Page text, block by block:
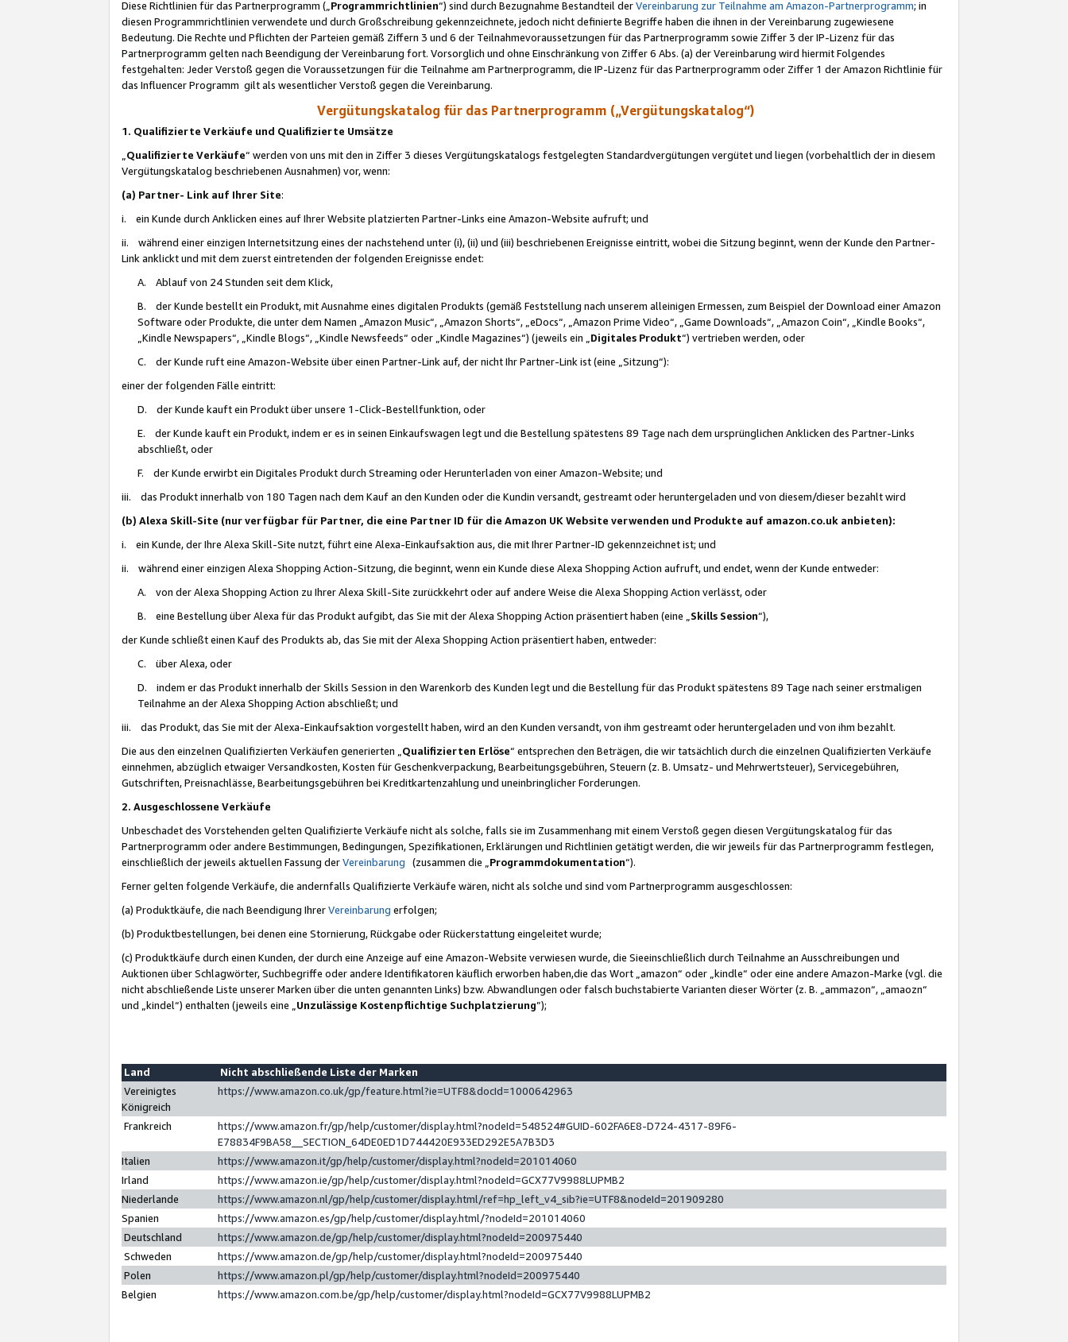
Diese Richtlinien für das Partnerprogramm („Programmrichtlinien“) sind durch Bezugnahme Bestandteil derVereinbarung zur Teilnahme am Amazon-Partnerprogramm; in
diesen Programmrichtlinien verwendete und durch Großschreibung gekennzeichnete, jedoch nicht definierte Begriffe haben die ihnen in der Vereinbarung zugewiesene
Bedeutung. Die Rechte und Pflichten der Parteien gemäß Ziffern 3 und 6 der Teilnahmevoraussetzungen für das Partnerprogramm sowie Ziffer 3 der IP-Lizenz für das
Partnerprogramm gelten nach Beendigung der Vereinbarung fort. Vorsorglich und ohne Einschränkung von Ziffer 6 Abs. (a) der Vereinbarung wird hiermit Folgendes
festgehalten: Jeder Verstoß gegen die Voraussetzungen für die Teilnahme am Partnerprogramm, die IP-Lizenz für das Partnerprogramm oder Ziffer 1 der Amazon Richtlinie für
das Influencer Programm gilt als wesentlicher Verstoß gegen die Vereinbarung.
Vergütungskatalog für das Partnerprogramm („Vergütungskatalog“)
1. Qualifizierte Verkäufe und Qualifizierte Umsätze
Qualifizierte Verkäufe“ werden von uns mit den in Ziffer 3 dieses Vergütungskatalogs festgelegten Standardvergütungen vergütet und liegen (vorbehaltlich der in diesem
Vergütungskatalog beschriebenen Ausnahmen) vor, wenn:
(a) Partner- Link auf Ihrer Site:
i. ein Kunde durch Anklicken eines auf Ihrer Website platzierten Partner-Links eine Amazon-Website aufruft; und
ii. während einer einzigen Internetsitzung eines der nachstehend unter (i), (ii) und (iii) beschriebenen Ereignisse eintritt, wobei die Sitzung beginnt, wenn der Kunde den Partner-
Link anklickt und mit dem zuerst eintretenden der folgenden Ereignisse endet:
A. Ablauf von 24 Stunden seit dem Klick,
B. der Kunde bestellt ein Produkt, mit Ausnahme eines digitalen Produkts (gemäß Feststellung nach unserem alleinigen Ermessen, zum Beispiel der Download einer Amazon
Software oder Produkte, die unter dem Namen „Amazon Music“, „Amazon Shorts“, „eDocs“, „Amazon Prime Video“, „Game Downloads“, „Amazon Coin“, „Kindle Books“,
„Kindle Newspapers“, „Kindle Blogs“, „Kindle Newsfeeds“ oder „Kindle Magazines“) (jeweils ein „ Digitales Produkt“) vertrieben werden, oder
C. der Kunde ruft eine Amazon-Website über einen Partner-Link auf, der nicht Ihr Partner-Link ist (eine „Sitzung“):
einer der folgenden Fälle eintritt:
D. der Kunde kauft ein Produkt über unsere 1-Click-Bestellfunktion, oder
E. der Kunde kauft ein Produkt, indem er es in seinen Einkaufswagen legt und die Bestellung spätestens 89 Tage nach dem ursprünglichen Anklicken des Partner-Links
abschließt, oder
F. der Kunde erwirbt ein Digitales Produkt durch Streaming oder Herunterladen von einer Amazon-Website; und
iii. das Produkt innerhalb von 180 Tagen nach dem Kauf an den Kunden oder die Kundin versandt, gestreamt oder heruntergeladen und von diesem/dieser bezahlt wird
(b) Alexa Skill-Site (nur verfügbar für Partner, die eine Partner ID für die Amazon UK Website verwenden und Produkte auf amazon.co.uk anbieten):
i. ein Kunde, der Ihre Alexa Skill-Site nutzt, führt eine Alexa-Einkaufsaktion aus, die mit Ihrer Partner-ID gekennzeichnet ist; und
ii. während einer einzigen Alexa Shopping Action-Sitzung, die beginnt, wenn ein Kunde diese Alexa Shopping Action aufruft, und endet, wenn der Kunde entweder:
A. von der Alexa Shopping Action zu Ihrer Alexa Skill-Site zurückkehrt oder auf andere Weise die Alexa Shopping Action verlässt, oder
B. eine Bestellung über Alexa für das Produkt aufgibt, das Sie mit der Alexa Shopping Action präsentiert haben (eine „ Skills Session“),
der Kunde schließt einen Kauf des Produkts ab, das Sie mit der Alexa Shopping Action präsentiert haben, entweder:
C. über Alexa, oder
D. indem er das Produkt innerhalb der Skills Session in den Warenkorb des Kunden legt und die Bestellung für das Produkt spätestens 89 Tage nach seiner erstmaligen
Teilnahme an der Alexa Shopping Action abschließt; und
iii. das Produkt, das Sie mit der Alexa-Einkaufsaktion vorgestellt haben, wird an den Kunden versandt, von ihm gestreamt oder heruntergeladen und von ihm bezahlt.
Die aus den einzelnen Qualifizierten Verkäufen generierten „ Qualifizierten Erlöse“ entsprechen den Beträgen, die wir tatsächlich durch die einzelnen Qualifizierten Verkäufe
einnehmen, abzüglich etwaiger Versandkosten, Kosten für Geschenkverpackung, Bearbeitungsgebühren, Steuern (z. B. Umsatz- und Mehrwertsteuer), Servicegebühren,
Gutschriften, Preisnachlässe, Bearbeitungsgebühren bei Kreditkartenzahlung und uneinbringlicher Forderungen.
2. Ausgeschlossene Verkäufe
Unbeschadet des Vorstehenden gelten Qualifizierte Verkäufe nicht als solche, falls sie im Zusammenhang mit einem Verstoß gegen diesen Vergütungskatalog für das
Partnerprogramm oder andere Bestimmungen, Bedingungen, Spezifikationen, Erklärungen und Richtlinien getätigt werden, die wir jeweils für das Partnerprogramm festlegen,
einschließlich der jeweils aktuellen Fassung derVereinbarung (zusammen die „ Programmdokumentation“).
Ferner gelten folgende Verkäufe, die andernfalls Qualifizierte Verkäufe wären, nicht als solche und sind vom Partnerprogramm ausgeschlossen:
(a) Produktkäufe, die nach Beendigung IhrerVereinbarung erfolgen;
(b) Produktbestellungen, bei denen eine Stornierung, Rückgabe oder Rückerstattung eingeleitet wurde;
(c) Produktkäufe durch einen Kunden, der durch eine Anzeige auf eine Amazon-Website verwiesen wurde, die Sieeinschließlich durch Teilnahme an Ausschreibungen und
Auktionen über Schlagwörter, Suchbegriffe oder andere Identifikatoren käuflich erworben haben,die das Wort „amazon“ oder „kindle“ oder eine andere Amazon-Marke (vgl. die
nicht abschließende Liste unserer Marken über die unten genannten Links) bzw. Abwandlungen oder falsch buchstabierte Varianten dieser Wörter (z. B. „ammazon“, „amaozn“
und „kindel“) enthalten (jeweils eine „ Unzulässige Kostenpflichtige Suchplatzierung”);
Land
Nicht abschließende Liste der Marken
Vereinigtes
Königreich
https://www.amazon.co.uk/gp/feature.html?ie=UTF8&docId=1000642963
Frankreich
https://www.amazon.fr/gp/help/customer/display.html?nodeId=548524#GUID-602FA6E8-D724-4317-89F6-
E78834F9BA58__SECTION_64DE0ED1D744420E933ED292E5A7B3D3
Italien
https://www.amazon.it/gp/help/customer/display.html?nodeId=201014060
Irland
https://www.amazon.ie/gp/help/customer/display.html?nodeId=GCX77V9988LUPMB2
Niederlande
https://www.amazon.nl/gp/help/customer/display.html/ref=hp_left_v4_sib?ie=UTF8&nodeId=201909280
Spanien
https://www.amazon.es/gp/help/customer/display.html/?nodeId=201014060
Deutschland
https://www.amazon.de/gp/help/customer/display.html?nodeId=200975440
Schweden
https://www.amazon.de/gp/help/customer/display.html?nodeId=200975440
Polen
https://www.amazon.pl/gp/help/customer/display.html?nodeId=200975440
Belgien
https://www.amazon.com.be/gp/help/customer/display.html?nodeId=GCX77V9988LUPMB2